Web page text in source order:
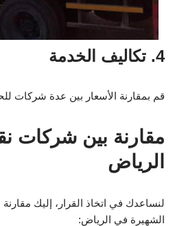
4. تكاليف الخدمة
قم بمقارنة الأسعار بين عدة
مقارنة بين شركات
الرياض
لنساعدك في اتخاذ القرار، إليك
الشهيرة في الرياض: